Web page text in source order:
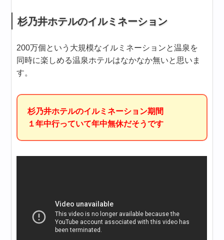
杉乃井ホテルのイルミネーション
200万個という大規模なイルミネーションと温泉を
同時に楽しめる温泉ホテルはなかなか無いと思いま
す。
杉乃井ホテルのイルミネーション期間
１年中行っていて年中無休だそうです